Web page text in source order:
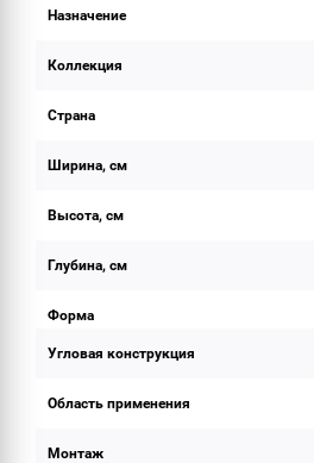
Назначение
Коллекция
Страна
Ширина, см
Высота, см
Глубина, см
Форма
Угловая конструкция
Область применения
Монтаж